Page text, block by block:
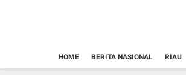
HOME BERITA NASIONAL RIAU